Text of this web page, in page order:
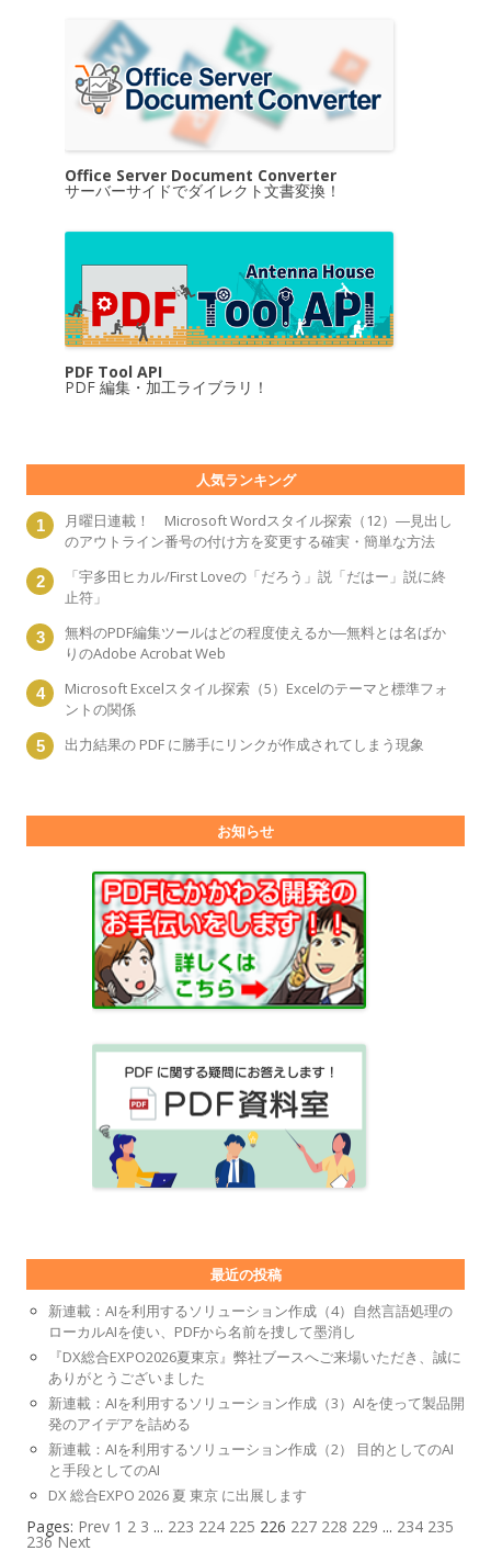
Office Server Document Converter
サーバーサイドでダイレクト文書変換！
PDF Tool API
PDF 編集・加工ライブラリ！
人気ランキング
月曜日連載！ Microsoft Wordスタイル探索（12）―見出し
のアウトライン番号の付け方を変更する確実・簡単な方法
「宇多田ヒカル/First Loveの「だろう」説「だはー」説に終
止符」
無料のPDF編集ツールはどの程度使えるか―無料とは名ばか
りのAdobe Acrobat Web
Microsoft Excelスタイル探索（5）Excelのテーマと標準フォ
ントの関係
出力結果の PDF に勝手にリンクが作成されてしまう現象
お知らせ
最近の投稿
新連載：AIを利用するソリューション作成（4）自然言語処理の
ローカルAIを使い、PDFから名前を捜して墨消し
『DX総合EXPO2026夏東京』弊社ブースへご来場いただき、誠に
ありがとうございました
新連載：AIを利用するソリューション作成（3）AIを使って製品開
発のアイデアを詰める
新連載：AIを利用するソリューション作成（2） 目的としてのAI
と手段としてのAI
DX 総合EXPO 2026 夏 東京 に出展します
Pages: Prev 1 2 3 ... 223 224 225 226 227 228 229 ... 234 235
236 Next